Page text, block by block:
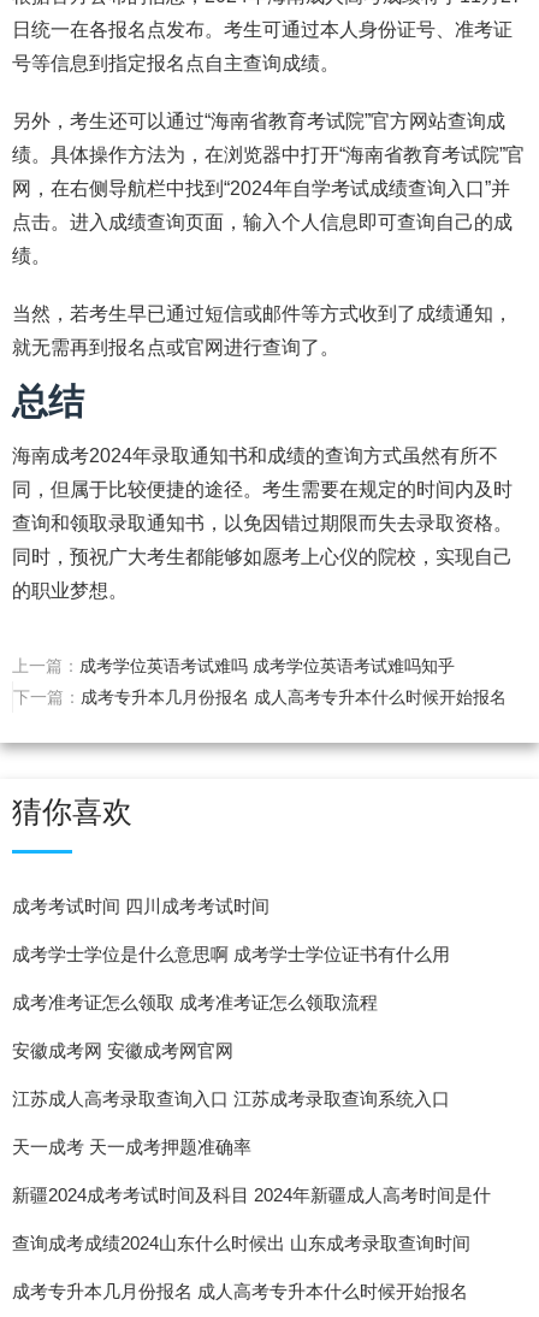
日统一在各报名点发布。考生可通过本人身份证号、准考证
号等信息到指定报名点自主查询成绩。
另外，考生还可以通过“海南省教育考试院”官方网站查询成
绩。具体操作方法为，在浏览器中打开“海南省教育考试院”官
网，在右侧导航栏中找到“2024年自学考试成绩查询入口”并
点击。进入成绩查询页面，输入个人信息即可查询自己的成
绩。
当然，若考生早已通过短信或邮件等方式收到了成绩通知，
就无需再到报名点或官网进行查询了。
总结
海南成考2024年录取通知书和成绩的查询方式虽然有所不
同，但属于比较便捷的途径。考生需要在规定的时间内及时
查询和领取录取通知书，以免因错过期限而失去录取资格。
同时，预祝广大考生都能够如愿考上心仪的院校，实现自己
的职业梦想。
上一篇： 成考学位英语考试难吗 成考学位英语考试难吗知乎
下一篇： 成考专升本几月份报名 成人高考专升本什么时候开始报名
猜你喜欢
成考考试时间 四川成考考试时间
成考学士学位是什么意思啊 成考学士学位证书有什么用
成考准考证怎么领取 成考准考证怎么领取流程
安徽成考网 安徽成考网官网
江苏成人高考录取查询入口 江苏成考录取查询系统入口
天一成考 天一成考押题准确率
新疆2024成考考试时间及科目 2024年新疆成人高考时间是什
么时候
查询成考成绩2024山东什么时候出 山东成考录取查询时间
成考专升本几月份报名 成人高考专升本什么时候开始报名